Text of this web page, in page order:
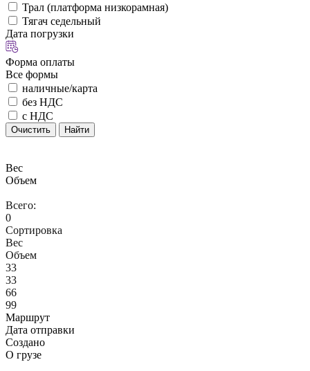
Трал (платформа низкорамная)
Тягач седельный
Дата погрузки
Форма оплаты
Все формы
наличные/карта
без НДС
с НДС
Очистить Найти
Вес
Объем
Всего:
0
Сортировка
Вес
Объем
33
33
66
99
Маршрут
Дата отправки
Создано
О грузе